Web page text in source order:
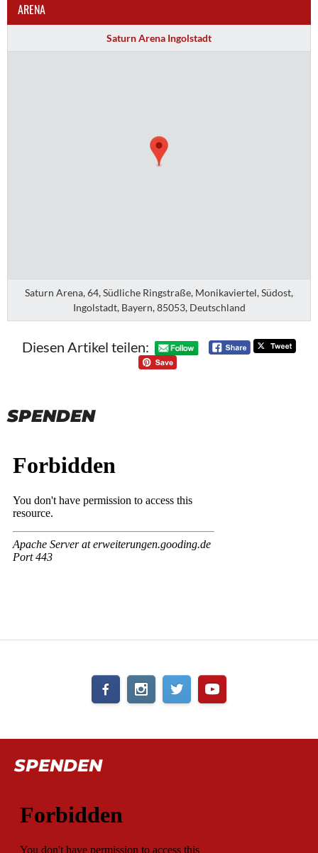
ARENA
Saturn Arena Ingolstadt
Saturn Arena, 64, Südliche Ringstraße, Monikaviertel, Südost,
Ingolstadt, Bayern, 85053, Deutschland
Diesen Artikel teilen:
SPENDEN
SPENDEN